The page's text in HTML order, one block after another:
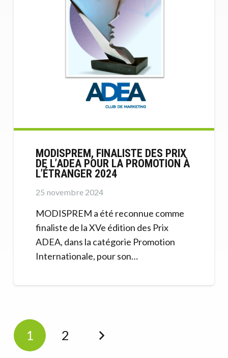
MODISPREM, FINALISTE DES PRIX
DE L’ADEA POUR LA PROMOTION À
L’ÉTRANGER 2024
25 novembre 2024
MODISPREM a été reconnue comme
finaliste de la XVe édition des Prix
ADEA, dans la catégorie Promotion
Internationale, pour son…
1 2